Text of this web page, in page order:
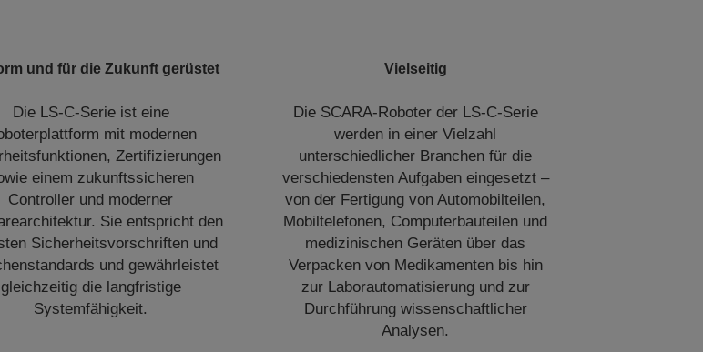
und für die Zukunft gerüstet
Die LS-C-Serie ist eine
mit modernen
Zertifizierungen
einem zukunftssicheren
Controller und moderner
Sie entspricht den
Sicherheitsvorschriften und
und gewährleistet
gleichzeitig die langfristige
Systemfähigkeit.
Vielseitig
Die SCARA-Roboter der LS-C-Serie
werden in einer Vielzahl
unterschiedlicher Branchen für die
verschiedensten Aufgaben eingesetzt –
von der Fertigung von Automobilteilen,
Mobiltelefonen, Computerbauteilen und
medizinischen Geräten über das
Verpacken von Medikamenten bis hin
zur Laborautomatisierung und zur
Durchführung wissenschaftlicher
Analysen.